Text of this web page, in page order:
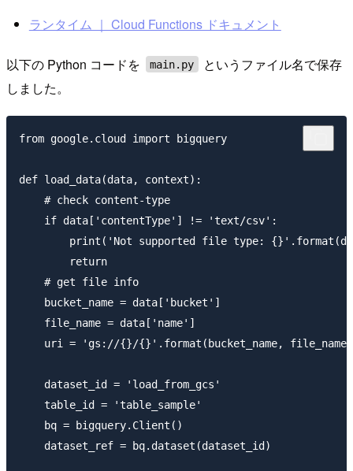
ランタイム ｜ Cloud Functions ドキュメント
以下の Python コードを main.py
というファイル名で保存
しました。
from google.cloud import bigquery
def load_data(data, context):
    # check content-type
    if data['contentType'] != 'text/csv':
print('Not supported file type:
        return
    # get file info
    bucket_name = data['bucket']
    file_name = data['name']
    uri = 'gs://{}/{}'.format(bucket_name, file_name)
    dataset_id = 'load_from_gcs'
    table_id = 'table_sample'
    bq = bigquery.Client()
    dataset_ref = bq.dataset(dataset_id)